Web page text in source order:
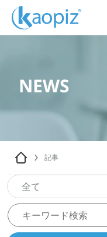
NEWS
記事
全て